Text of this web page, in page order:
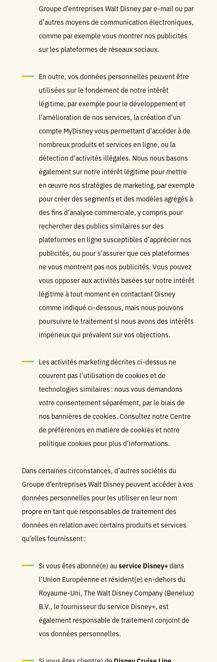
Groupe d’entreprises Walt Disney par e-mail ou par
d’autres moyens de communication électroniques,
comme par exemple vous montrer nos publicités
sur les plateformes de réseaux sociaux.
En outre, vos données personnelles peuvent être
utilisées sur le fondement de notre intérêt
légitime, par exemple pour le développement et
l’amélioration de nos services, la création d’un
compte MyDisney vous permettant d’accéder à de
nombreux produits et services en ligne, ou la
détection d’activités illégales. Nous nous basons
également sur notre intérêt légitime pour mettre
en œuvre nos stratégies de marketing, par exemple
pour créer des segments et des modèles agrégés à
des fins d’analyse commerciale, y compris pour
rechercher des publics similaires sur des
plateformes en ligne susceptibles d’apprécier nos
publicités, ou pour s’assurer que ces plateformes
ne vous montrent pas nos publicités. Vous pouvez
vous opposer aux activités basées sur notre intérêt
légitime à tout moment en contactant Disney
comme indiqué ci-dessous, mais nous pouvons
poursuivre le traitement si nous avons des intérêts
impérieux qui prévalent sur vos objections.
Les activités marketing décrites ci-dessus ne
couvrent pas l’utilisation de cookies et de
technologies similaires : nous vous demandons
votre consentement séparément, par le biais de
nos bannières de cookies. Consultez notre Centre
de préférences en matière de cookies et notre
politique cookies pour plus d’informations.
Dans certaines circonstances, d’autres sociétés du
Groupe d’entreprises Walt Disney peuvent accéder à vos
données personnelles pour les utiliser en leur nom
propre en tant que responsables de traitement des
données en relation avec certains produits et services
qu’elles fournissent :
Si vous êtes abonné(e) au service Disney+dans
l’Union Européenne et résident(e) en-dehors du
Royaume-Uni, The Walt Disney Company (Benelux)
B.V., le fournisseur du service Disney+, est
également responsable de traitement conjoint de
vos données personnelles.